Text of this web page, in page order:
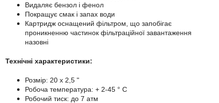
Видаляє бензол і фенол
Покращує смак і запах води
Картридж оснащений фільтром, що запобігає
проникненню частинок фільтраційної завантаження
назовні
Технічні характеристики:
Розмір: 20 x 2,5 "
Робоча температура: + 2-45 ° C
Робочий тиск: до 7 атм